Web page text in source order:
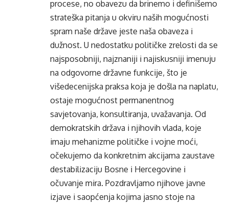
procese, no obavezu da brinemo i definišemo
strateška pitanja u okviru naših mogućnosti
spram naše države jeste naša obaveza i
dužnost. U nedostatku političke zrelosti da se
najsposobniji, najznaniji i najiskusniji imenuju
na odgovorne državne funkcije, što je
višedecenijska praksa koja je došla na naplatu,
ostaje mogućnost permanentnog
savjetovanja, konsultiranja, uvažavanja. Od
demokratskih država i njihovih vlada, koje
imaju mehanizme političke i vojne moći,
očekujemo da konkretnim akcijama zaustave
destabilizaciju Bosne i Hercegovine i
očuvanje mira. Pozdravljamo njihove javne
izjave i saopćenja kojima jasno stoje na